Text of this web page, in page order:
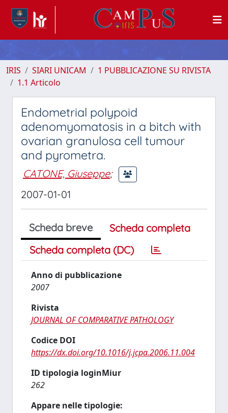
IRIS SIARI UNICAM
1 PUBBLICAZIONE SU RIVISTA
1.1 Articolo
Endometrial polypoid
adenomyomatosis in a bitch with
ovarian granulosa cell tumour
and pyrometra.
CATONE, Giuseppe;
2007-01-01
Scheda breve
Scheda completa
Scheda completa (DC)
Anno di pubblicazione
2007
Rivista
JOURNAL OF COMPARATIVE PATHOLOGY
Codice DOI
https://dx.doi.org/10.1016/j.jcpa.2006.11.004
ID tipologia loginMiur
262
Appare nelle tipologie: